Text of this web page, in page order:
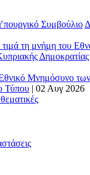
Συμβούλιο
τη μνήμη του
Δημοκρατίας
Μνημόσυνο
Τύπου | 02 Αυγ 2026